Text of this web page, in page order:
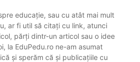
educație, sau cu atât mai mult
ar fi util să citați cu link, atunci
părți dintr-un articol sau o idee
la EduPedu.ro ne-am asumat
și sperăm că și publicațiile cu